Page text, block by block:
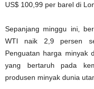
US$ 100,99 per barel di
Sepanjang minggu ini,
WTI naik 2,9 persen
Penguatan harga minyak
yang bertaruh pada
produsen minyak dunia